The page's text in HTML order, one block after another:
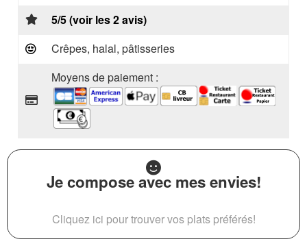
5/5 (voir les 2 avis)
Crêpes, halal, pâtisseries
Moyens de paiement :
Je compose avec mes envies!
Cliquez ici pour trouver vos plats préférés!